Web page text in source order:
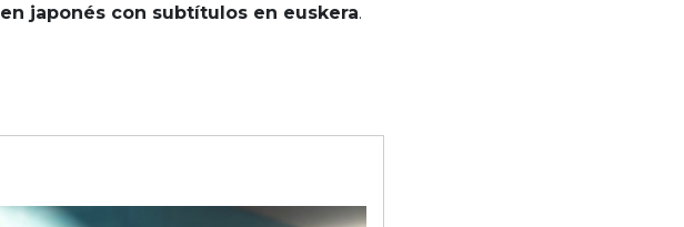
en japonés con subtítulos en euskera.